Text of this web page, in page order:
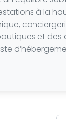
à la
et des